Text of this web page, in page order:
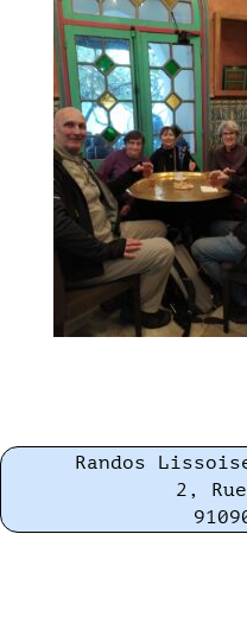
Randos
2,